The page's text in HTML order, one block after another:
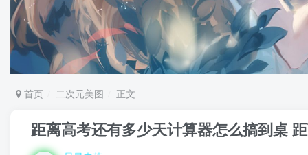
首页 二次元美图 正文
距离高考还有多少天计算器怎么搞到桌